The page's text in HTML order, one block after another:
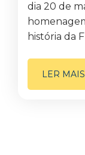
dia 20 de
história da
LER MAIS